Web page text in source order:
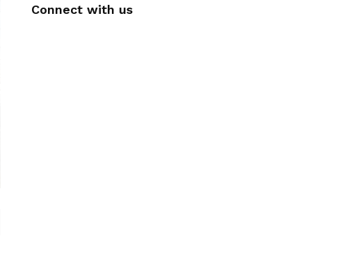
Connect with us